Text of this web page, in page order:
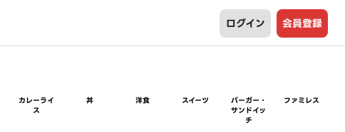
ログイン 会員登録
カレーライ
ス
丼 洋食 スイーツ
バーガー・
サンドイッ
チ
ファミレス